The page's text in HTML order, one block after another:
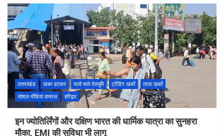
ce
b
o
o
k
tt
er
at
s
A
p
p
er
es
t
ar
e
उत्तराखंड खबर हटकर चलो चले देवभूमि ट्रेंडिंग खबरें
ताज़ा ख़बरें
सोशल मीडिया वायरल
हरिद्वार
इन ज्योतिर्लिंगों और दक्षिण भारत की धार्मिक यात्रा का सुनहरा
मौका, EMI की सुविधा भी लागू